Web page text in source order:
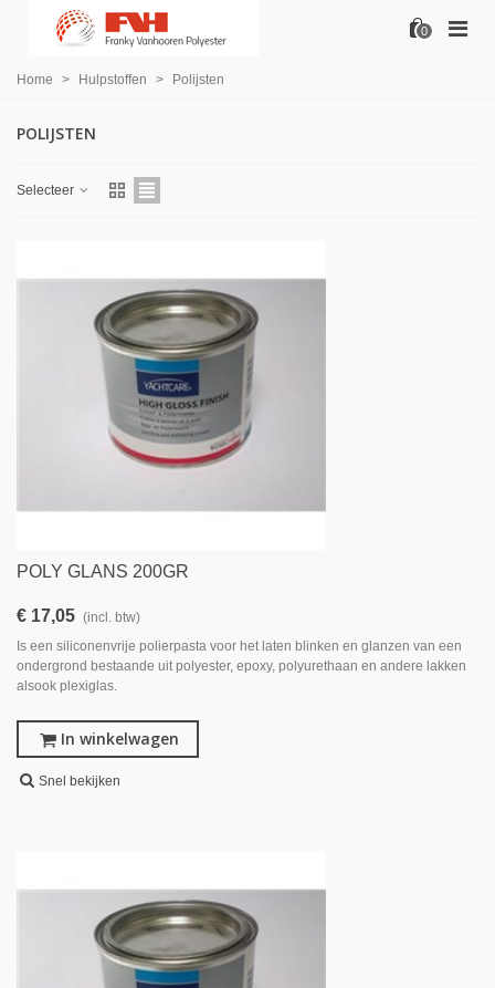
0
Home > Hulpstoffen > Polijsten
POLIJSTEN
Selecteer
POLY GLANS 200GR
€ 17,05 (incl. btw)
Is een siliconenvrije polierpasta voor het laten blinken en glanzen van een
ondergrond bestaande uit polyester, epoxy, polyurethaan en andere lakken
alsook plexiglas.
In winkelwagen
Snel bekijken